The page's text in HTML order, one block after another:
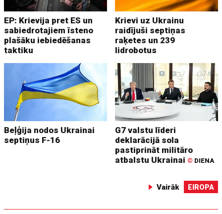
EP: Krievija pret ES un
sabiedrotajiem īsteno
plašāku iebiedēšanas
taktiku
Krievi uz Ukrainu
raidījuši septiņas
raķetes un 239
lidrobotus
Beļģija nodos Ukrainai
septiņus F-16
G7 valstu līderi
deklarācijā sola
pastiprināt militāro
atbalstu Ukrainai © DIENA
Vairāk EIROPA